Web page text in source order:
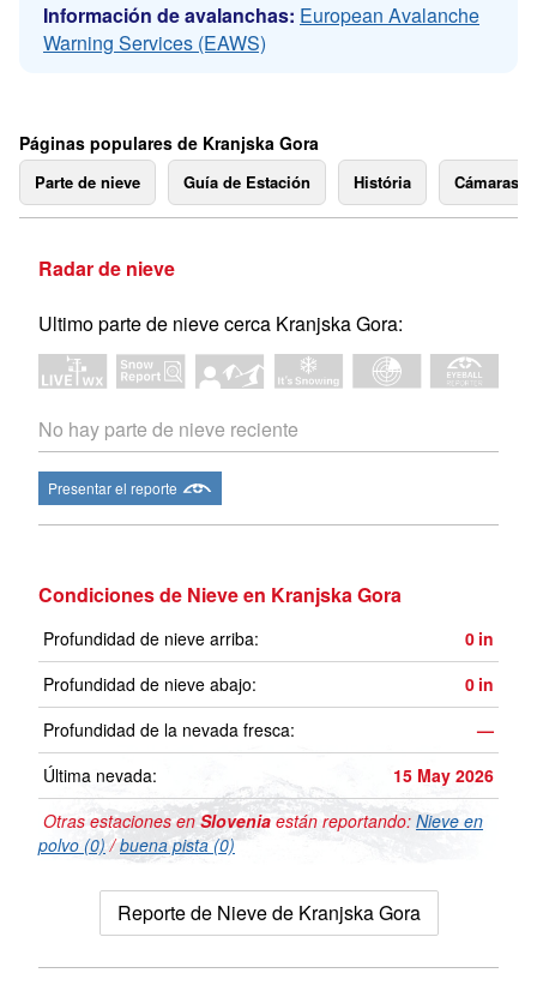
Información de avalanchas: European Avalanche
Warning Services (EAWS)
Páginas populares de Kranjska Gora
Parte de nieve Guía de Estación História Cámaras
Radar de nieve
Ultimo parte de nieve cerca Kranjska Gora:
No hay parte de nieve reciente
Presentar el reporte
Condiciones de Nieve en Kranjska Gora
Profundidad de nieve arriba: 0 in
Profundidad de nieve abajo:
0 in
Profundidad de la nevada fresca:
—
Última nevada:
15 May 2026
Otras estaciones enSlovenia están reportando: Nieve en
polvo (0) /buena pista (0)
Reporte de Nieve de Kranjska Gora